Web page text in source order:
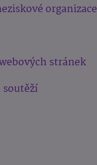
organizace
stránek
soutěží